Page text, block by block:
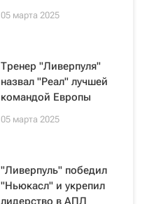
05 марта 2025
Тренер "Ливерпуля"
назвал "Реал" лучшей
командой Европы
05 марта 2025
"Ливерпуль" победил
"Ньюкасл" и укрепил
лидерство в АПЛ